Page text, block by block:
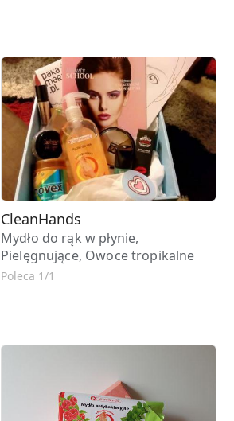
CleanHands
Mydło do rąk w płynie,
Pielęgnujące, Owoce tropikalne
Poleca 1/1